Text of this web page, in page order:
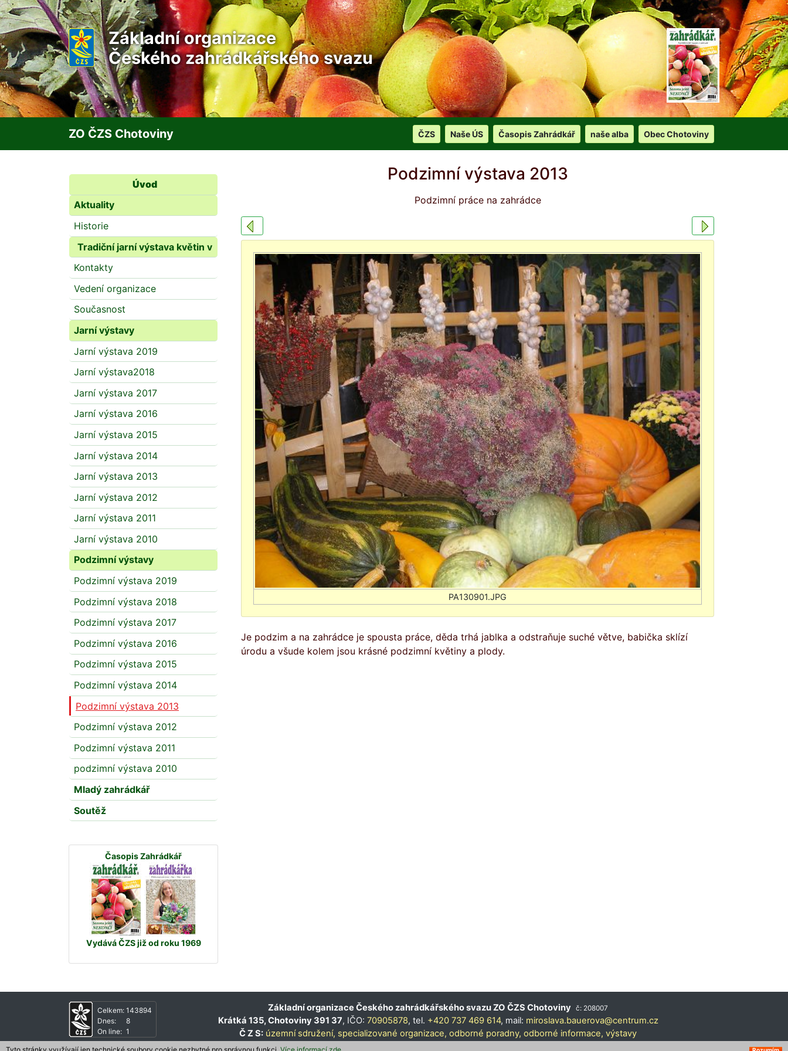
Základní organizace
Českého zahrádkářského svazu
ZO ČZS Chotoviny ČZS Naše ÚS Časopis Zahrádkář naše alba Obec Chotoviny
Úvod
Aktuality
Historie
Tradiční jarní výstava květin v
Kontakty
Vedení organizace
Současnost
Jarní výstavy
Jarní výstava 2019
Jarní výstava2018
Jarní výstava 2017
Jarní výstava 2016
Jarní výstava 2015
Jarní výstava 2014
Jarní výstava 2013
Jarní výstava 2012
Jarní výstava 2011
Jarní výstava 2010
Podzimní výstavy
Podzimní výstava 2019
Podzimní výstava 2018
Podzimní výstava 2017
Podzimní výstava 2016
Podzimní výstava 2015
Podzimní výstava 2014
Podzimní výstava 2013
Podzimní výstava 2012
Podzimní výstava 2011
podzimní výstava 2010
Mladý zahrádkář
Soutěž
Časopis Zahrádkář
Vydává ČZS již od roku 1969
Podzimní výstava 2013
Podzimní práce na zahrádce
Je podzim a na zahrádce je spousta práce, děda trhá jablka a odstraňuje suché větve, babička sklízí
úrodu a všude kolem jsou krásné podzimní květiny a plody.
Celkem:
Dnes:
On line:
143894
8
1
Základní organizace Českého zahrádkářského svazu ZO ČZS Chotoviny č: 208007
Krátká 135, Chotoviny 391 37, IČO: 70905878, tel. +420 737 469 614, mail: miroslava.bauerova@centrum.cz
Č Z S: územní sdružení, specializované organizace, odborné poradny, odborné informace, výstavy